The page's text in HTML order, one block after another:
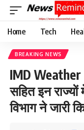
Home Tech
BREAKING NEWS
IMD Weather
सहित इन
विभाग ने जारी